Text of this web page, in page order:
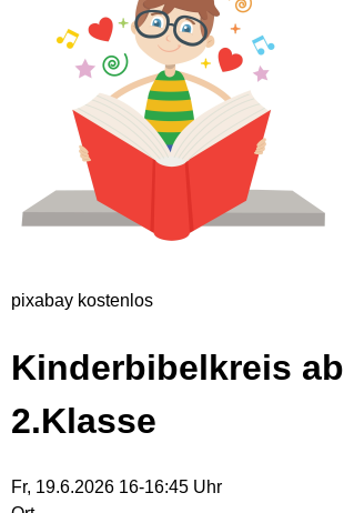
pixabay kostenlos
Kinderbibelkreis ab
2.Klasse
Fr, 19.6.2026 16-16:45 Uhr